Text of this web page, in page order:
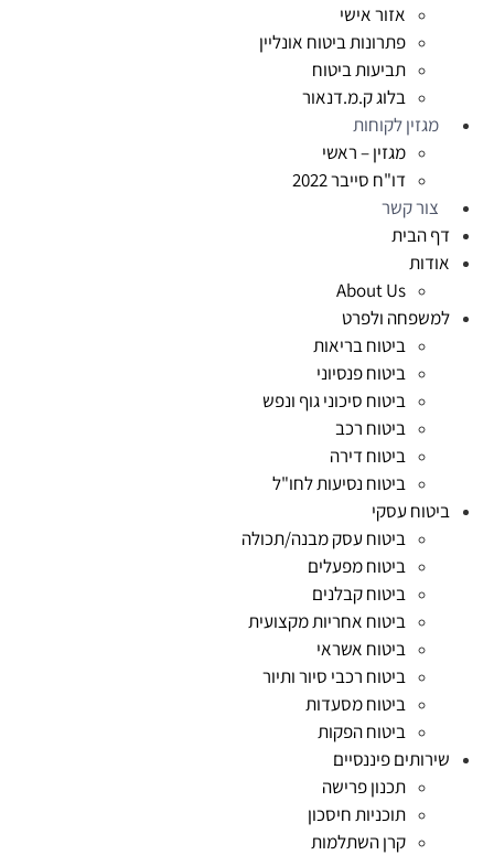
אזור אישי
פתרונות ביטוח אונליין
תביעות ביטוח
בלוג ק.מ.דנאור
מגזין לקוחות
מגזין – ראשי
דו"ח סייבר 2022
צור קשר
דף הבית
אודות
About Us
למשפחה ולפרט
ביטוח בריאות
ביטוח פנסיוני
ביטוח סיכוני גוף ונפש
ביטוח רכב
ביטוח דירה
ביטוח נסיעות לחו"ל
ביטוח עסקי
ביטוח עסק מבנה/תכולה
ביטוח מפעלים
ביטוח קבלנים
ביטוח אחריות מקצועית
ביטוח אשראי
ביטוח רכבי סיור ותיור
ביטוח מסעדות
ביטוח הפקות
שירותים פיננסיים
תכנון פרישה
תוכניות חיסכון
קרן השתלמות